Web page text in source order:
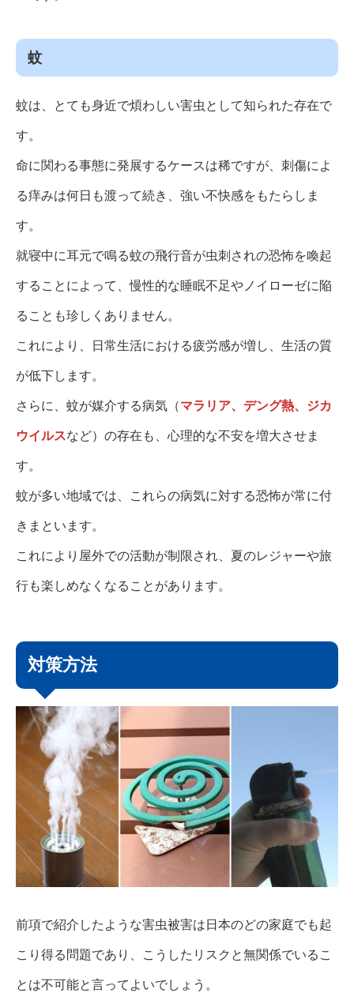
蚊
蚊は、とても身近で煩わしい害虫として知られた存在で
す。
命に関わる事態に発展するケースは稀ですが、刺傷によ
る痒みは何日も渡って続き、強い不快感をもたらしま
す。
就寝中に耳元で鳴る蚊の飛行音が虫刺されの恐怖を喚起
することによって、慢性的な睡眠不足やノイローゼに陥
ることも珍しくありません。
これにより、日常生活における疲労感が増し、生活の質
が低下します。
さらに、蚊が媒介する病気（マラリア、デング熱、ジカ
ウイルスなど）の存在も、心理的な不安を増大させま
す。
蚊が多い地域では、これらの病気に対する恐怖が常に付
きまといます。
これにより屋外での活動が制限され、夏のレジャーや旅
行も楽しめなくなることがあります。
対策方法
前項で紹介したような害虫被害は日本のどの家庭でも起
こり得る問題であり、こうしたリスクと無関係でいるこ
とは不可能と言ってよいでしょう。